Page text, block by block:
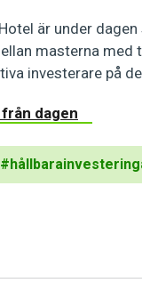
är under
masterna
investerare på
dagen
#